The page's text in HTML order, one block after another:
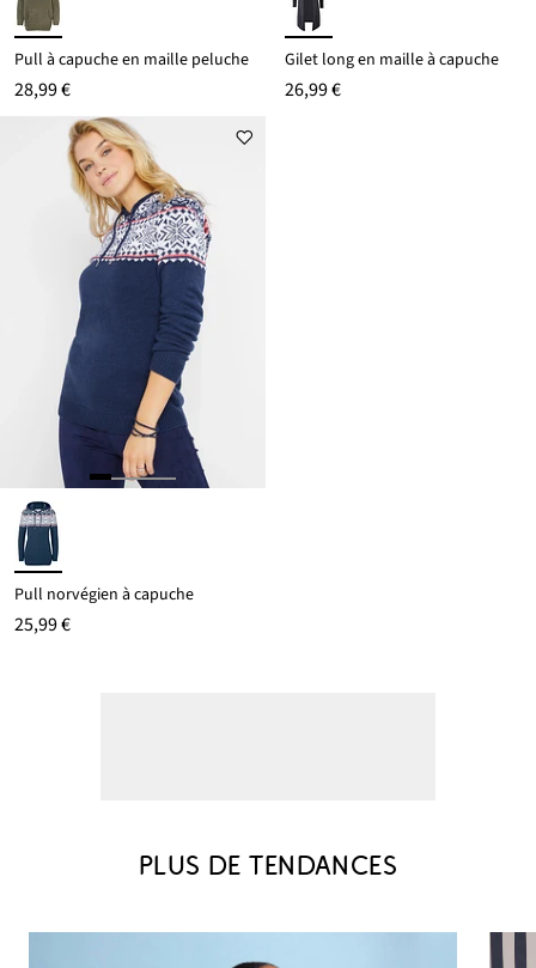
Pull à capuche en maille peluche
28,99 €
Gilet long en maille à capuche
26,99 €
Pull norvégien à capuche
25,99 €
PLUS DE TENDANCES